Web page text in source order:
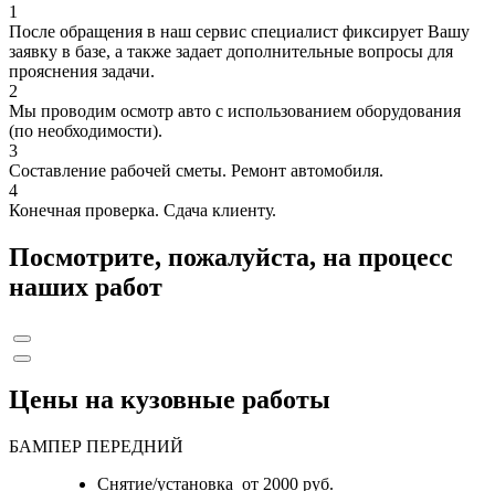
1
После обращения в наш сервис специалист фиксирует Вашу
заявку в базе, а также задает дополнительные вопросы для
прояснения задачи.
2
Мы проводим осмотр авто с использованием оборудования
(по необходимости).
3
Составление рабочей сметы. Ремонт автомобиля.
4
Конечная проверка. Сдача клиенту.
Посмотрите, пожалуйста, на процесс
наших работ
Цены на кузовные работы
БАМПЕР ПЕРЕДНИЙ
Снятие/установка от 2000 руб.